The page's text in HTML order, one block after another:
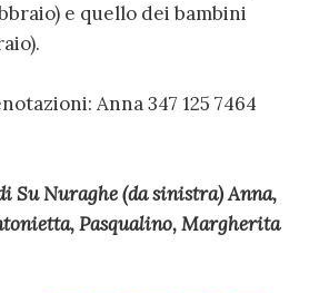
e quello dei bambini
Anna 347 125 7464
Su Nuraghe (da sinistra) Anna,
Pasqualino, Margherita